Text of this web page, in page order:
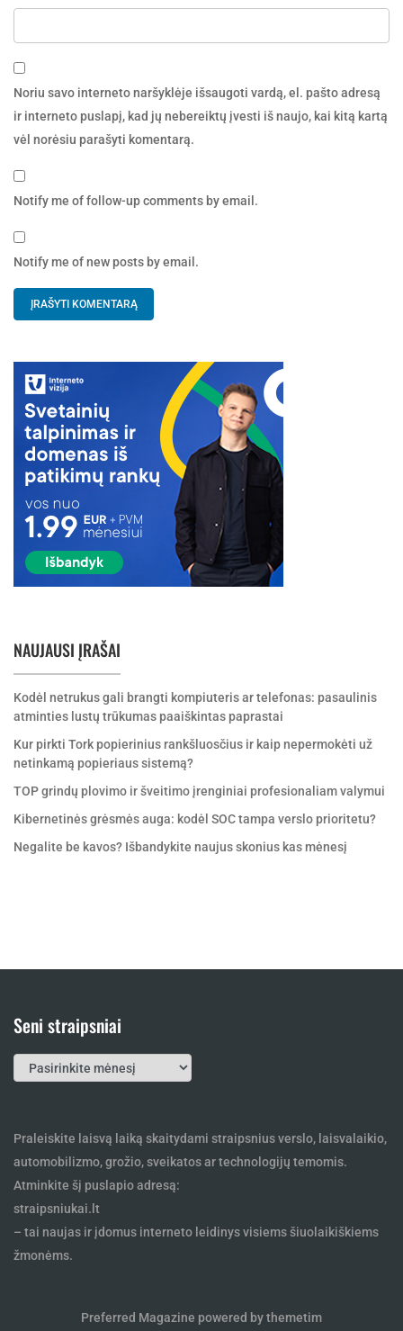
Noriu savo interneto naršyklėje išsaugoti vardą, el. pašto adresą
ir interneto puslapį, kad jų nebereiktų įvesti iš naujo, kai kitą kartą
vėl norėsiu parašyti komentarą.
Notify me of follow-up comments by email.
Notify me of new posts by email.
NAUJAUSI ĮRAŠAI
Kodėl netrukus gali brangti kompiuteris ar telefonas: pasaulinis
atminties lustų trūkumas paaiškintas paprastai
Kur pirkti Tork popierinius rankšluosčius ir kaip nepermokėti už
netinkamą popieriaus sistemą?
TOP grindų plovimo ir šveitimo įrenginiai profesionaliam valymui
Kibernetinės grėsmės auga: kodėl SOC tampa verslo prioritetu?
Negalite be kavos? Išbandykite naujus skonius kas mėnesį
Seni straipsniai
Seni
straipsniai
Praleiskite laisvą laiką skaitydami straipsnius verslo, laisvalaikio,
automobilizmo, grožio, sveikatos ar technologijų temomis.
Atminkite šį puslapio adresą:
straipsniukai.lt
– tai naujas ir įdomus interneto leidinys visiems šiuolaikiškiems
žmonėms.
Preferred Magazine powered by themetim